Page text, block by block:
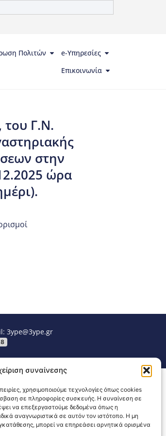
συναίνεσης
χρησιμοποιούμε τεχνολογίες όπως cookies
σε πληροφορίες συσκευής. Η συναίνεση σε
να επεξεργαστούμε δεδομένα όπως η
αναγνωριστικά σε αυτόν τον ιστότοπο. Η μη
μπορεί να επηρεάσει αρνητικά ορισμένα
Πολιτών
e-Υπηρεσίες
Επικοινωνία
του Γ.Ν.
στην
ώρα
3ype@3ype.gr